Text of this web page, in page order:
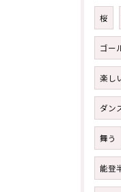
桜
ゴー
楽し
ダン
舞う
能登